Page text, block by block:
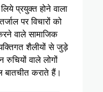
प्रयुक्त होने वाला
पर विचारों को
वाले सामाजिक
शैलीयों से जुड़े
वाले लोगों
कराते हैं।